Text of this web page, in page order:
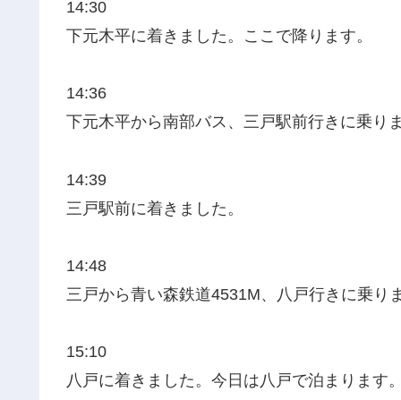
14:30
下元木平に着きました。ここで降ります。
14:36
下元木平から南部バス、三戸駅前行きに乗りま
14:39
三戸駅前に着きました。
14:48
三戸から青い森鉄道4531M、八戸行きに乗りま
15:10
八戸に着きました。今日は八戸で泊まります。